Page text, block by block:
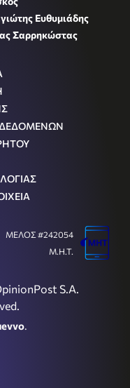
Ευθυμιάδης
Σαρρηκώστας
ΔΕΔΟΜΕΝΩΝ
S.A.
.
ΜΕΛΟΣ #242054
Μ.Η.Τ.